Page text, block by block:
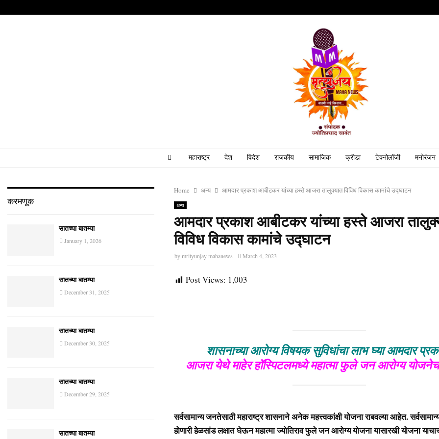
महाराष्ट्र देश विदेश राजकीय सामाजिक क्रीडा टेक्नोलॉजी मनोरंजन
Home अन्य आमदार प्रकाश आबीटकर यांच्या हस्ते आजरा तालुक्यात विविध विकास कामांचे उद्घाटन
अन्य
आमदार प्रकाश आबीटकर यांच्या हस्ते आजरा
विविध विकास कामांचे उद्घाटन
bymrityunjay mahanews March 4, 2023
Post Views: 1,003
शासनाच्या आरोग्य विषयक सुविधांचा लाभ घ्या आमदार
आजरा येथे माहेर हॉस्पिटलमध्ये महात्मा फुले जन आरोग्य
सर्वसामान्य जनतेसाठी महाराष्ट्र शासनाने अनेक महत्त्वकांक्षी योजना राबवल्या आहेत.
होणारी हेळसांड लक्षात घेऊन महात्मा ज्योतिराव फुले जन आरोग्य योजना यासारखी योजना
करमणूक
सातच्या बातम्या
January 1, 2026
सातच्या बातम्या
December 31, 2025
सातच्या बातम्या
December 30, 2025
सातच्या बातम्या
December 29, 2025
सातच्या बातम्या